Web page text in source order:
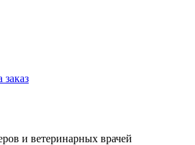
и ветеринарных врачей